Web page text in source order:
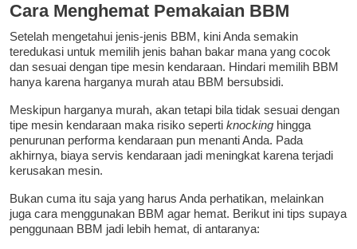
Cara Menghemat Pemakaian BBM
Setelah mengetahui jenis-jenis BBM, kini Anda semakin
teredukasi untuk memilih jenis bahan bakar mana yang cocok
dan sesuai dengan tipe mesin kendaraan. Hindari memilih BBM
hanya karena harganya murah atau BBM bersubsidi.
Meskipun harganya murah, akan tetapi bila tidak sesuai dengan
tipe mesin kendaraan maka risiko seperti knocking hingga
penurunan performa kendaraan pun menanti Anda. Pada
akhirnya, biaya servis kendaraan jadi meningkat karena terjadi
kerusakan mesin.
Bukan cuma itu saja yang harus Anda perhatikan, melainkan
juga cara menggunakan BBM agar hemat. Berikut ini tips supaya
penggunaan BBM jadi lebih hemat, di antaranya: